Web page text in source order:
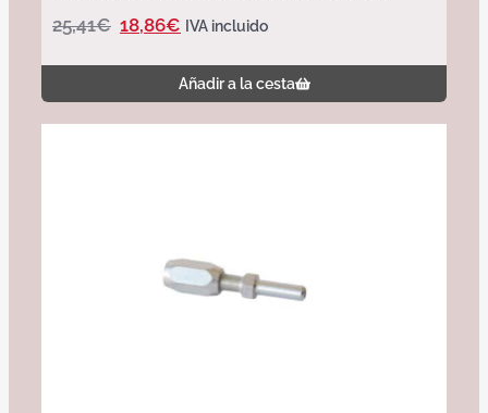
25,41€ 18,86€ IVA incluido
Añadir a la cesta